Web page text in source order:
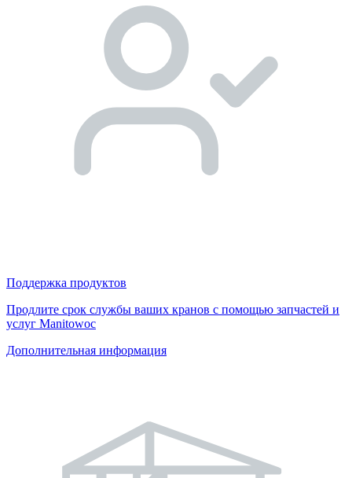
Поддержка продуктов
Продлите срок службы ваших кранов с помощью запчастей и
услуг Manitowoc
Дополнительная информация